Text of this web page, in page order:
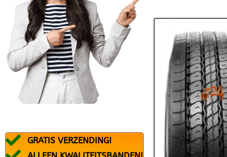
DEBICA
DUNLOP
DURATURN
FALKEN
FEDERAL
FIREMAX
FORTUNA
GRATIS VERZENDING!